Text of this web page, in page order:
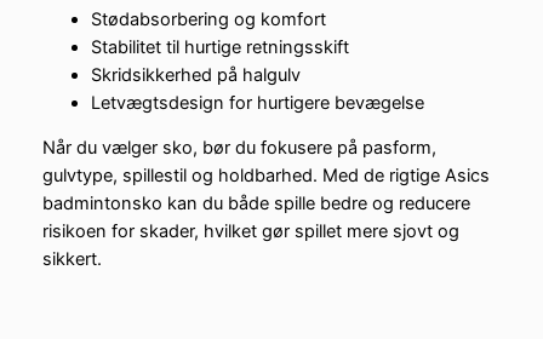
Stødabsorbering og komfort
Stabilitet til hurtige retningsskift
Skridsikkerhed på halgulv
Letvægtsdesign for hurtigere bevægelse
Når du vælger sko, bør du fokusere på pasform,
gulvtype, spillestil og holdbarhed. Med de rigtige Asics
badmintonsko kan du både spille bedre og reducere
risikoen for skader, hvilket gør spillet mere sjovt og
sikkert.